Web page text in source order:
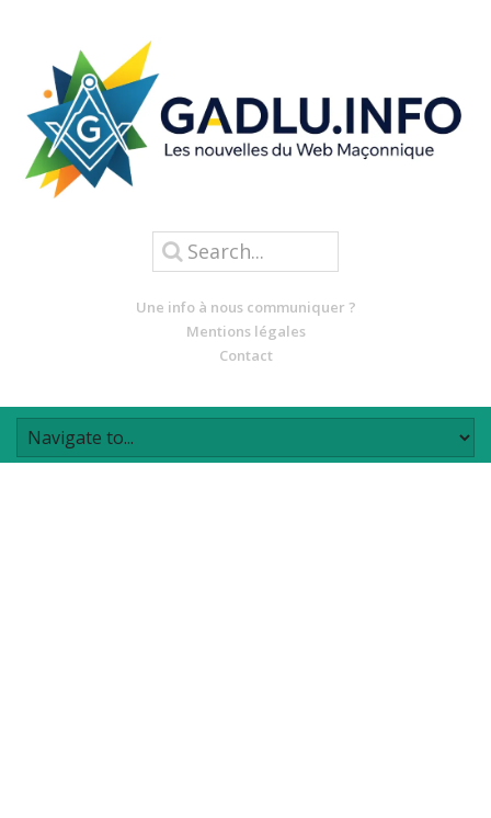
Une info à nous communiquer ?
Mentions légales
Contact